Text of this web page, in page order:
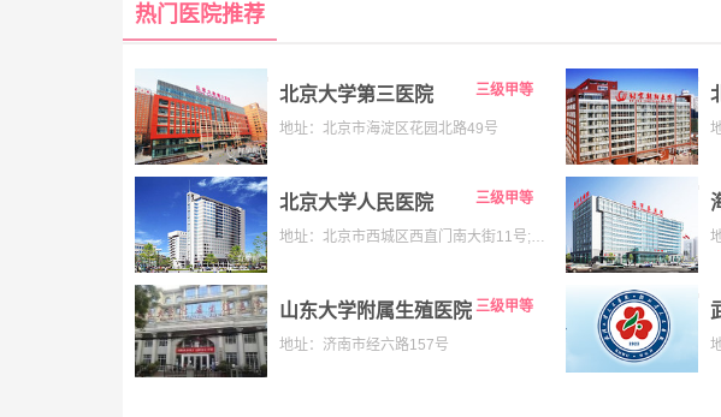
热门医院推荐
北京大学第三医院 三级甲等
地址：北京市海淀区花园北路49号
北京大学人民医院 三级甲等
地址：北京市西城区西直门南大街11号;老院:西城区阜内大街133号;海淀院区：北京市海淀区昌平路南段36号
山东大学附属生殖医院 三级甲等
地址：济南市经六路157号